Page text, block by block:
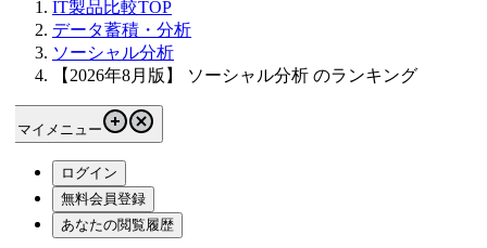
IT製品比較TOP
データ蓄積・分析
ソーシャル分析
【2026年8月版】 ソーシャル分析 のランキング
マイメニュー
ログイン
無料会員登録
あなたの閲覧履歴